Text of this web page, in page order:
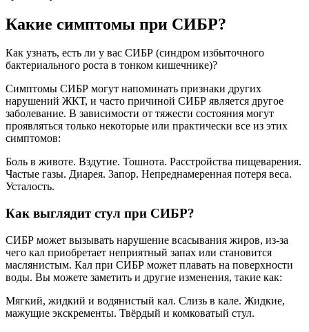
Какие симптомы при СИБР?
Как узнать, есть ли у вас СИБР (синдром избыточного
бактериального роста в тонком кишечнике)?
Симптомы СИБР могут напоминать признаки других
нарушений ЖКТ, и часто причиной СИБР является другое
заболевание. В зависимости от тяжести состояния могут
проявляться только некоторые или практически все из этих
симптомов:
Боль в животе. Вздутие. Тошнота. Расстройства пищеварения.
Частые газы. Диарея. Запор. Непреднамеренная потеря веса.
Усталость.
Как выглядит стул при СИБР?
СИБР может вызывать нарушение всасывания жиров, из-за
чего кал приобретает неприятный запах или становится
маслянистым. Кал при СИБР может плавать на поверхности
воды. Вы можете заметить и другие изменения, такие как:
Мягкий, жидкий и водянистый кал. Слизь в кале. Жидкие,
мажущие экскременты. Твёрдый и комковатый стул.